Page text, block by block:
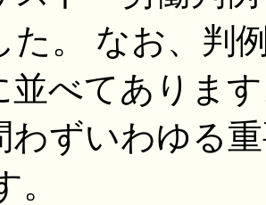
た。 なお、判
並べてありま
わずいわゆる